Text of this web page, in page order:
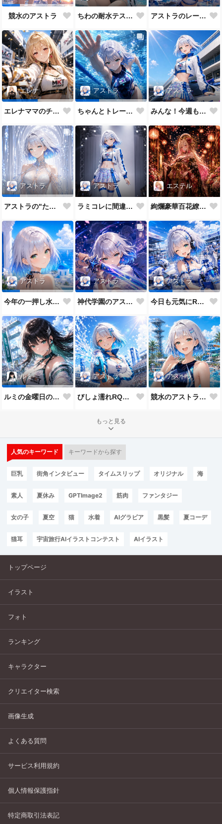
競水のアストラ ちわの耐水テスト（ほぼ生身バージョン） アストラのレーシングメイドだよ💕
エレナ
エレナママのチアガール
アストラ
ちゃんとトレーニングもします😉✨
アストラ
みんな！今週もAI木曜日のRQの時間だよ
アストラ
アストラの"たまに"のガチモード
アストラ
ラミコレに間違えてきたRQ
エステル
絢爛豪華百花繚乱なエステル姉
アストラ
今年の一押し水着だよ💕
アストラ
神代学園のアストラです💙
アストラ
今日も元気にRQメイドだよ💕
ルミ
ルミの金曜日のチアガール
アストラ
びしょ濡れRQなアストラ
アストラ
競水のアストラだよ💕
もっと見る
人気のキーワード キーワードから探す
巨乳 街角インタビュー タイムスリップ オリジナル 海
素人 夏休み GPTImage2 筋肉 ファンタジー
女の子 夏空 猫 水着 AIグラビア 黒髪 夏コーデ
猫耳 宇宙旅行AIイラストコンテスト AIイラスト
トップページ
イラスト
フォト
ランキング
キャラクター
クリエイター検索
画像生成
よくある質問
サービス利用規約
個人情報保護指針
特定商取引法表記